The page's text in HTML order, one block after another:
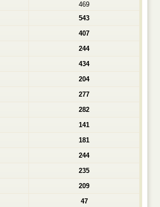
469
543
407
244
434
204
277
282
141
181
244
235
209
47